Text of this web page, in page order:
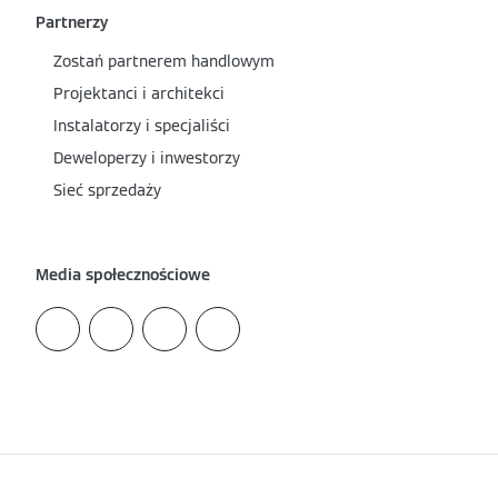
Partnerzy
Zostań partnerem handlowym
Projektanci i architekci
Instalatorzy i specjaliści
Deweloperzy i inwestorzy
Sieć sprzedaży
Media społecznościowe